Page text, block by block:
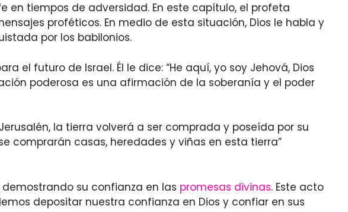
en tiempos de adversidad. En este capítulo, el profeta
proféticos. En medio de esta situación, Dios le habla y
por los babilonios.
el futuro de Israel. Él le dice: “He aquí, yo soy Jehová, Dios
poderosa es una afirmación de la soberanía y el poder
la tierra volverá a ser comprada y poseída por su
comprarán casas, heredades y viñas en esta tierra”
su confianza en las promesas divinas. Este acto
depositar nuestra confianza en Dios y confiar en sus